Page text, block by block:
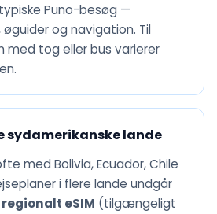
Puno-besøg —
og navigation. Til
med tog eller bus varierer
sydamerikanske lande
med Bolivia, Ecuador, Chile
i flere lande undgår
eSIM (tilgængeligt